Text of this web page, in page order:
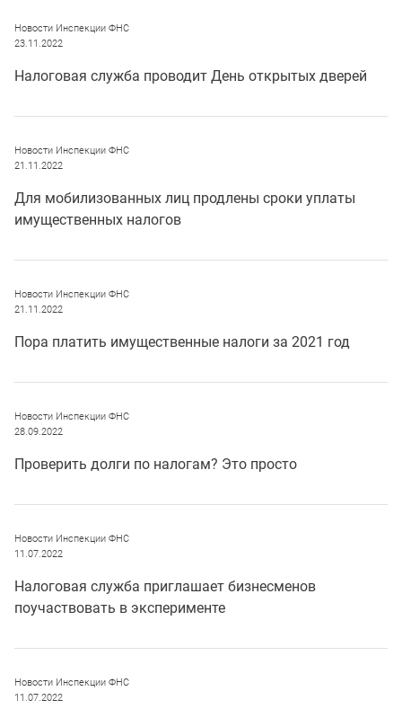
Новости Инспекции ФНС
23.11.2022
Налоговая служба проводит День открытых дверей
Новости Инспекции ФНС
21.11.2022
Для мобилизованных лиц продлены сроки уплаты
имущественных налогов
Новости Инспекции ФНС
21.11.2022
Пора платить имущественные налоги за 2021 год
Новости Инспекции ФНС
28.09.2022
Проверить долги по налогам? Это просто
Новости Инспекции ФНС
11.07.2022
Налоговая служба приглашает бизнесменов
поучаствовать в эксперименте
Новости Инспекции ФНС
11.07.2022